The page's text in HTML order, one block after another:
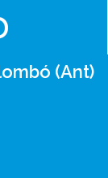
(Ant)